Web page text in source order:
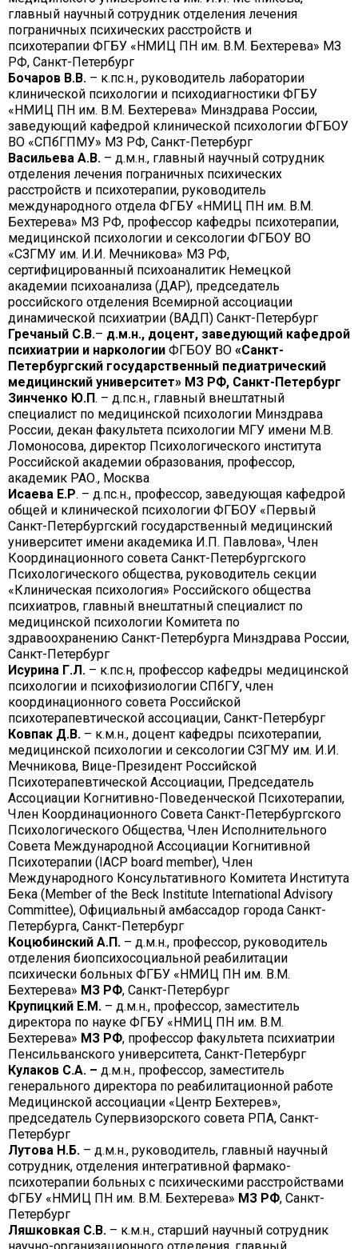
главный научный сотрудник отделения лечения
пограничных психических расстройств и
психотерапии ФГБУ «НМИЦ ПН им. В.М. Бехтерева» МЗ
РФ, Санкт-Петербург
Бочаров В.В. – к.пс.н., руководитель лаборатории
клинической психологии и психодиагностики ФГБУ
«НМИЦ ПН им. В.М. Бехтерева» Минздрава России,
заведующий кафедрой клинической психологии ФГБОУ
ВО «СПбГПМУ» МЗ РФ, Санкт-Петербург
Васильева А.В. – д.м.н., главный научный сотрудник
отделения лечения пограничных психических
расстройств и психотерапии, руководитель
международного отдела ФГБУ «НМИЦ ПН им. В.М.
Бехтерева» МЗ РФ, профессор кафедры психотерапии,
медицинской психологии и сексологии ФГБОУ ВО
«СЗГМУ им. И.И. Мечникова» МЗ РФ,
сертифицированный психоаналитик Немецкой
академии психоанализа (ДАР), председатель
российского отделения Всемирной ассоциации
динамической психиатрии (ВАДП) Санкт-Петербург
Гречаный С.В.– д.м.н., доцент, заведующий кафедрой
психиатрии и наркологии ФГБОУ ВО «Санкт-
Петербургский государственный педиатрический
медицинский университет» МЗ РФ, Санкт-Петербург
Зинченко Ю.П. – д.пс.н., главный внештатный
специалист по медицинской психологии Минздрава
России, декан факультета психологии МГУ имени М.В.
Ломоносова, директор Психологического института
Российской академии образования, профессор,
академик РАО., Москва
Исаева Е.Р. – д.пс.н., профессор, заведующая кафедрой
общей и клинической психологии ФГБОУ «Первый
Санкт-Петербургский государственный медицинский
университет имени академика И.П. Павлова», Член
Координационного совета Санкт-Петербургского
Психологического общества, руководитель секции
«Клиническая психология» Российского общества
психиатров, главный внештатный специалист по
медицинской психологии Комитета по
здравоохранению Санкт-Петербурга Минздрава России,
Санкт-Петербург
Исурина Г.Л. – к.пс.н, профессор кафедры медицинской
психологии и психофизиологии СПбГУ, член
координационного совета Российской
психотерапевтической ассоциации, Санкт-Петербург
Ковпак Д.В. – к.м.н., доцент кафедры психотерапии,
медицинской психологии и сексологии СЗГМУ им. И.И.
Мечникова, Вице-Президент Российской
Психотерапевтической Ассоциации, Председатель
Ассоциации Когнитивно-Поведенческой Психотерапии,
Член Координационного Совета Санкт-Петербургского
Психологического Общества, Член Исполнительного
Совета Международной Ассоциации Когнитивной
Психотерапии (IACP board member), Член
Международного Консультативного Комитета Института
Бека (Member of the Beck Institute International Advisory
Committee), Официальный амбассадор города Санкт-
Петербурга, Санкт-Петербург
Коцюбинский А.П. – д.м.н., профессор, руководитель
отделения биопсихосоциальной реабилитации
психически больных ФГБУ «НМИЦ ПН им. В.М.
Бехтерева» МЗ РФ, Санкт-Петербург
Крупицкий Е.М. – д.м.н., профессор, заместитель
директора по науке ФГБУ «НМИЦ ПН им. В.М.
Бехтерева» МЗ РФ, профессор факультета психиатрии
Пенсильванского университета, Санкт-Петербург
Кулаков С.А. – д.м.н., профессор, заместитель
генерального директора по реабилитационной работе
Медицинской ассоциации «Центр Бехтерев»,
председатель Супервизорского совета РПА, Санкт-
Петербург
Лутова Н.Б. – д.м.н., руководитель, главный научный
сотрудник, отделения интегративной фармако-
психотерапии больных с психическими расстройствами
ФГБУ «НМИЦ ПН им. В.М. Бехтерева» МЗ РФ, Санкт-
Петербург
Ляшковкая С.В. – к.м.н., старший научный сотрудник